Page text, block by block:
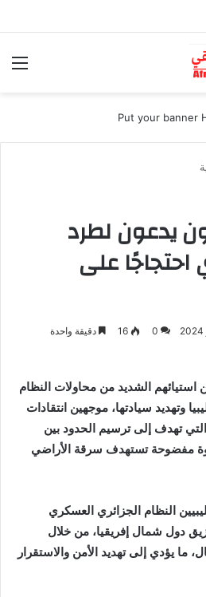
يدعون لطرد
احتجاجًا على
0
16 دقيقة واحدة
الشديد من محاولات النظام
وتهديد سيادتها، موجهين انتقادات
تهدف إلى ترسيم الحدود بين
مفضوحة تستهدف سرقة الأراضي
النظام الجزائري العسكري
دول شمال إفريقيا، من خلال
ما يؤدي إلى تهديد الأمن والاستقرار